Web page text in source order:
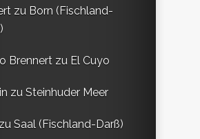
zu Born (Fischland-
Brennert zu El Cuyo
zu Steinhuder Meer
zu Saal (Fischland-Darß)